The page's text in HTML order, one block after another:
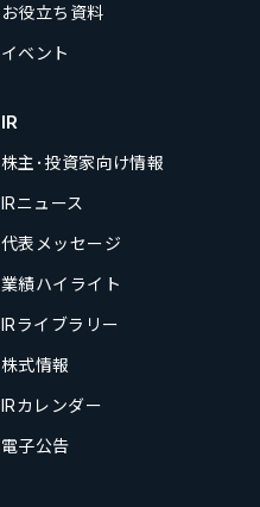
お役立ち資料
イベント
IR
株主･投資家向け情報
IRニュース
代表メッセージ
業績ハイライト
IRライブラリー
株式情報
IRカレンダー
電子公告